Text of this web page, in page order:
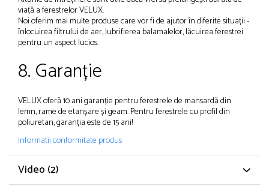
viață a ferestrelor VELUX.
Noi oferim mai multe produse care vor fi de ajutor în diferite situații -
înlocuirea filtrului de aer, lubrifierea balamalelor, lăcuirea ferestrei
pentru un aspect lucios.
8. Garanție
VELUX oferă 10 ani garanție pentru ferestrele de mansardă din
lemn, rame de etanșare și geam. Pentru ferestrele cu profil din
poliuretan, garanția este de 15 ani!
Informatii conformitate produs
Video (2)